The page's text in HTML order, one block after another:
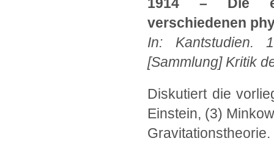
verschiedenen
In: Kantstudien.
[Sammlung] Kritik
Diskutiert die
Einstein, (3)
Gravitationstheorie.